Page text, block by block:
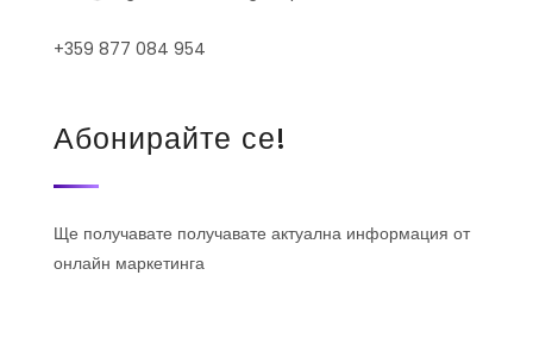
+359 877 084 954
Абонирайте се!
Ще получавате получавате актуална информация от
онлайн маркетинга